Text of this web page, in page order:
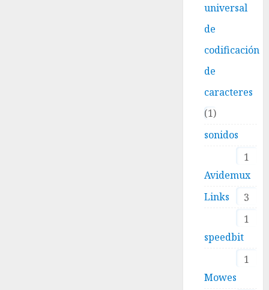
universal
de
codificación
de
caracteres
1
sonidos
1
Avidemux
3
Links
1
speedbit
1
Mowes